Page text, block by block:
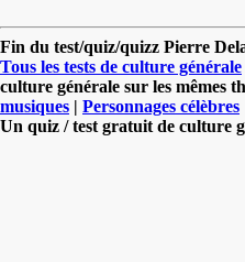
Fin du test/quiz/quizz Pierre
Tous les tests de culture générale
culture générale sur les mêmes
musiques | Personnages célèbres
Un quiz / test gratuit de culture